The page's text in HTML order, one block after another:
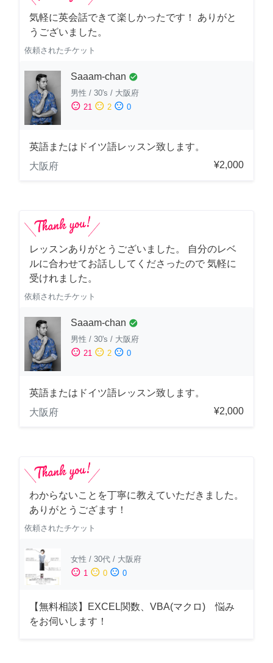
気軽に英会話できて楽しかったです！ ありがと
うございました。
依頼されたチケット
Saaam-chan check_circle
男性 / 30's / 大阪府
sentiment_satisfied 21 sentiment_neutral 2 sentiment_dissatisfied 0
英語またはドイツ語レッスン致します。
大阪府
¥2,000
レッスンありがとうございました。 自分のレベ
ルに合わせてお話ししてくださったので 気軽に
受けれました。
依頼されたチケット
Saaam-chan check_circle
男性 / 30's / 大阪府
sentiment_satisfied 21 sentiment_neutral 2 sentiment_dissatisfied 0
英語またはドイツ語レッスン致します。
大阪府
¥2,000
わからないことを丁寧に教えていただきました。
ありがとうござます！
依頼されたチケット
女性 / 30代 / 大阪府
sentiment_satisfied 1 sentiment_neutral 0 sentiment_dissatisfied 0
【無料相談】EXCEL関数、VBA(マクロ) 悩み
をお伺いします！